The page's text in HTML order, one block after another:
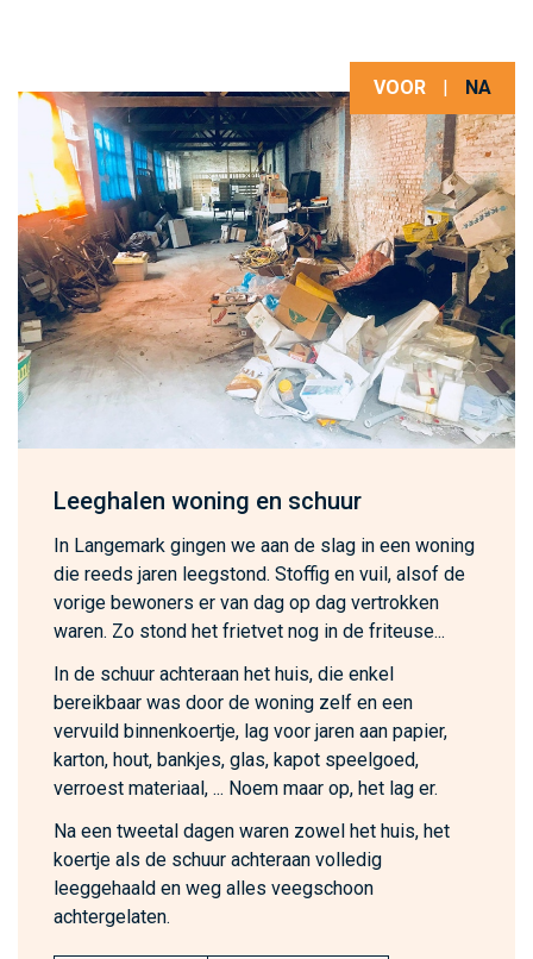
VOOR | NA
Leeghalen woning en schuur
In Langemark gingen we aan de slag in een woning
die reeds jaren leegstond. Stoffig en vuil, alsof de
vorige bewoners er van dag op dag vertrokken
waren. Zo stond het frietvet nog in de friteuse...
In de schuur achteraan het huis, die enkel
bereikbaar was door de woning zelf en een
vervuild binnenkoertje, lag voor jaren aan papier,
karton, hout, bankjes, glas, kapot speelgoed,
verroest materiaal, ... Noem maar op, het lag er.
Na een tweetal dagen waren zowel het huis, het
koertje als de schuur achteraan volledig
leeggehaald en weg alles veegschoon
achtergelaten.